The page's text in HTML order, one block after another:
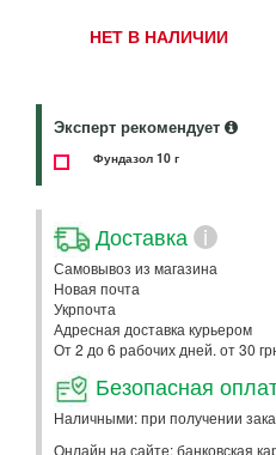
НЕТ В НАЛИЧИИ
Эксперт рекомендует
Фундазол 10 г
Доставка i
Самовывоз из магазина
Новая почта
Укрпочта
Адресная доставка курьером
От 2 до 6 рабочих дней. от 30
Безопасная
Наличными: при получении
Онлайн на сайте: банковская